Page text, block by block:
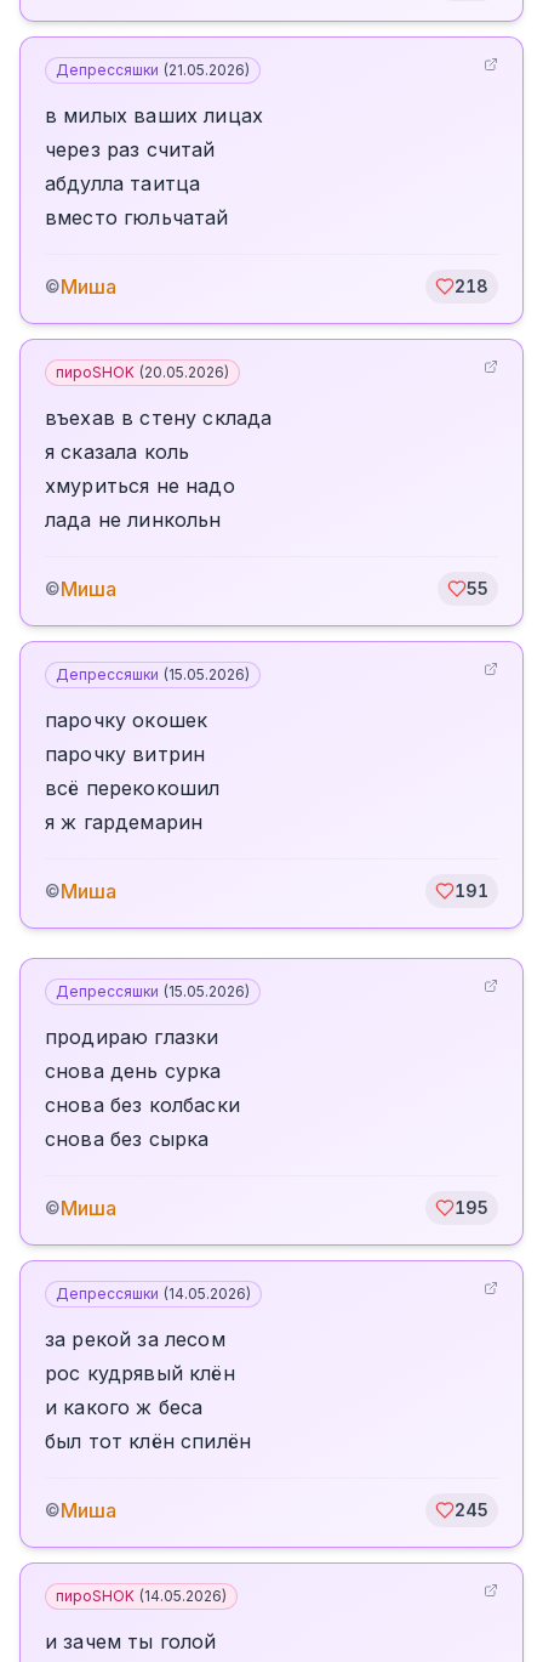
Депрессяшки (21.05.2026)
в милых ваших лицах
через раз считай
абдулла таитца
вместо гюльчатай
©Миша 218
пироSHOK (20.05.2026)
въехав в стену склада
я сказала коль
хмуриться не надо
лада не линкольн
©Миша 55
Депрессяшки (15.05.2026)
парочку окошек
парочку витрин
всё перекокошил
я ж гардемарин
©Миша 191
Депрессяшки (15.05.2026)
продираю глазки
снова день сурка
снова без колбаски
снова без сырка
©Миша 195
Депрессяшки (14.05.2026)
за рекой за лесом
рос кудрявый клён
и какого ж беса
был тот клён спилён
©Миша 245
пироSHOK (14.05.2026)
и зачем ты голой